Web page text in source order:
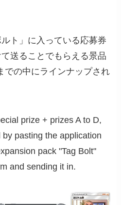
ト」に入っている応募券
送ることでもらえる景品
での中にラインナップされ
prize + prizes A to D,
pasting the application
pack "Tag Bolt"
and sending it in.